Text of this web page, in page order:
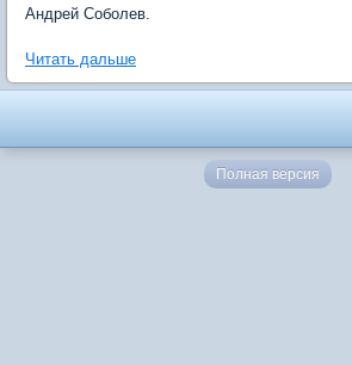
Андрей Соболев.
Читать дальше
Полная версия